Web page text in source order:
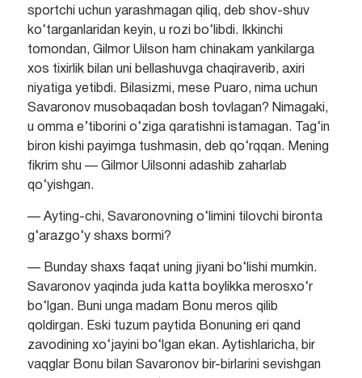
sportchi uchun yarashmagan qiliq, deb shov-shuv
ko‘targanlaridan keyin, u rozi bo‘libdi. Ikkinchi
tomondan, Gilmor Uilson ham chinakam yankilarga
xos tixirlik bilan uni bellashuvga chaqiraverib, axiri
niyatiga yetibdi. Bilasizmi, mese Puaro, nima uchun
Savaronov musobaqadan bosh tovlagan? Nimagaki,
u omma e’tiborini o‘ziga qaratishni istamagan. Tag‘in
biron kishi payimga tushmasin, deb qo‘rqqan. Mening
fikrim shu — Gilmor Uilsonni adashib zaharlab
qo‘yishgan.
— Ayting-chi, Savaronovning o‘limini tilovchi bironta
g‘arazgo‘y shaxs bormi?
— Bunday shaxs faqat uning jiyani bo‘lishi mumkin.
Savaronov yaqinda juda katta boylikka merosxo‘r
bo‘lgan. Buni unga madam Bonu meros qilib
qoldirgan. Eski tuzum paytida Bonuning eri qand
zavodining xo‘jayini bo‘lgan ekan. Aytishlaricha, bir
vaqglar Bonu bilan Savaronov bir-birlarini sevishgan